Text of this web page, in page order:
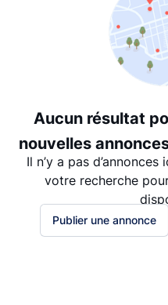
Aucun résultat
nouvelles
Il n’y a pas
votre recherche
Publier une annonce